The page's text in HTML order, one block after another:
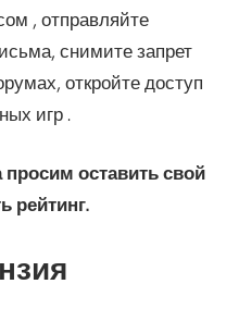
, отправляйте
снимите запрет
откройте доступ
игр .
оставить свой
рейтинг.